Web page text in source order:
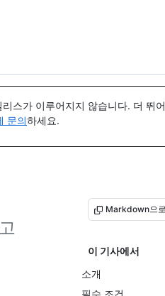
스가 이루어지지 않습니다. 더 뛰
문의하세요.
Markdown으
이 기사에서
소개
필수 조건